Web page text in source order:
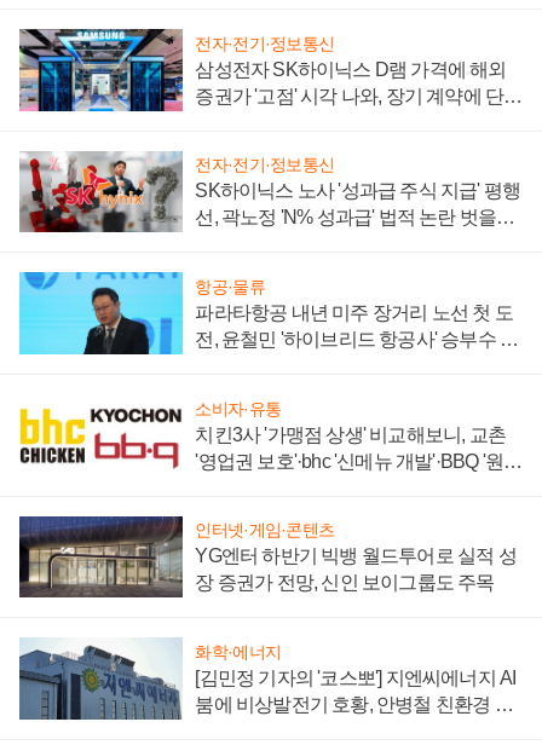
전자·전기·정보통신
삼성전자 SK하이닉스 D램 가격에 해외
증권가 '고점' 시각 나와, 장기 계약에 단점
전자·전기·정보통신
SK하이닉스 노사 '성과급 주식 지급' 평행
선, 곽노정 'N% 성과급' 법적 논란 벗을지
항공·물류
파라타항공 내년 미주 장거리 노선 첫 도
전, 윤철민 '하이브리드 항공사' 승부수 통
소비자·유통
치킨3사 '가맹점 상생' 비교해보니, 교촌
'영업권 보호'·bhc '신메뉴 개발'·BBQ '원가
인터넷·게임·콘텐츠
YG엔터 하반기 빅뱅 월드투어로 실적 성
장 증권가 전망, 신인 보이그룹도 주목
화학·에너지
[김민정 기자의 '코스뽀'] 지엔씨에너지 AI
붐에 비상발전기 호황, 안병철 친환경 에